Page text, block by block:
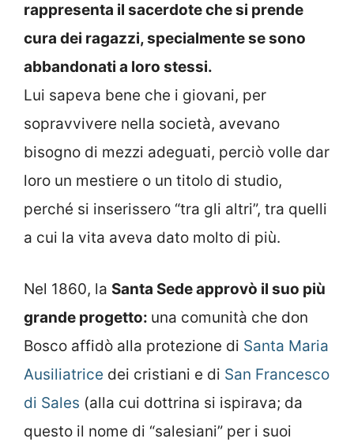
rappresenta il sacerdote che si prende
cura dei ragazzi, specialmente se sono
abbandonati a loro stessi.
Lui sapeva bene che i giovani, per
sopravvivere nella società, avevano
bisogno di mezzi adeguati, perciò volle dar
loro un mestiere o un titolo di studio,
perché si inserissero “tra gli altri”, tra quelli
a cui la vita aveva dato molto di più.
Nel 1860, la Santa Sede approvò il suo più
grande progetto: una comunità che don
Bosco affidò alla protezione di Santa Maria
Ausiliatrice dei cristiani e di San Francesco
di Sales (alla cui dottrina si ispirava; da
questo il nome di “salesiani” per i suoi